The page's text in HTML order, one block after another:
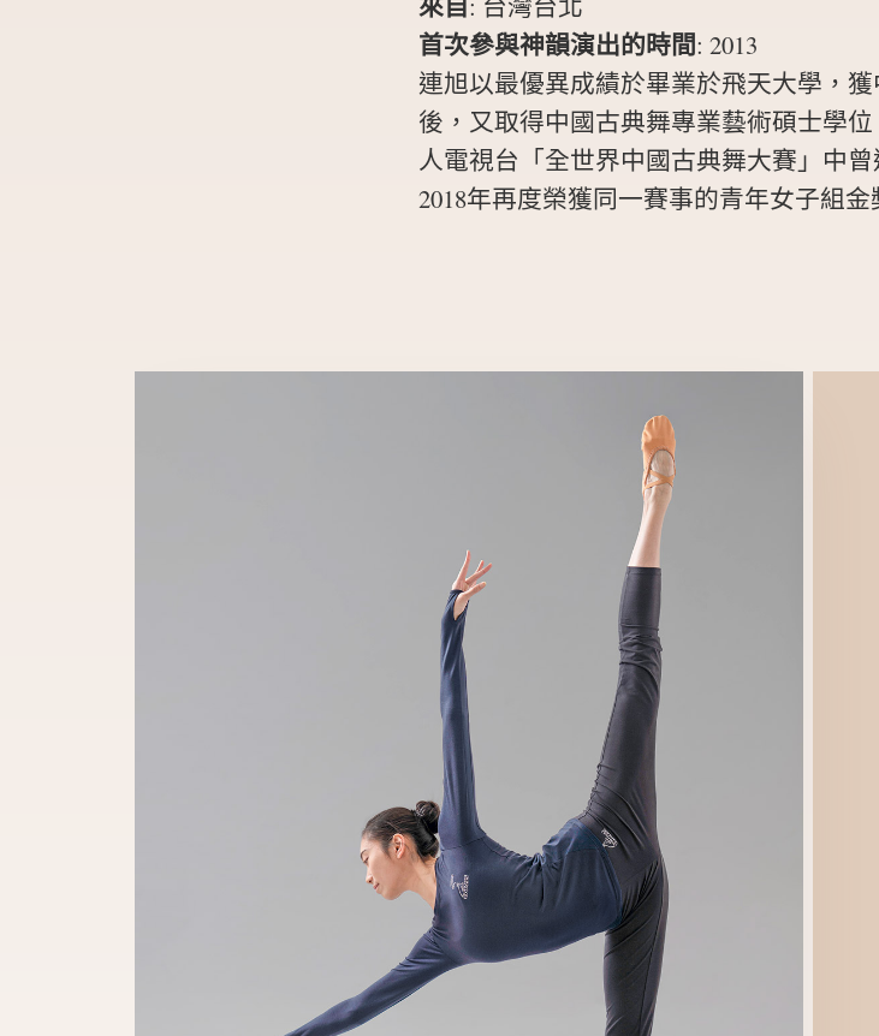
首次參與神韻演出的時間: 2013
連旭以最優異成績於畢業於飛天大學，
後，又取得中國古典舞專業藝術碩士學位
人電視台「全世界中國古典舞大賽」中
2018年再度榮獲同一賽事的青年女子組金